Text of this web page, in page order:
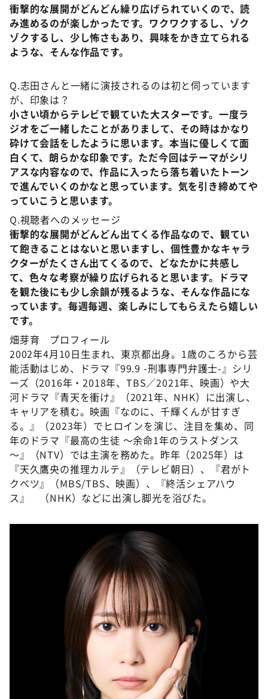
衝撃的な展開がどんどん繰り広げられていくので、読
み進めるのが楽しかったです。ワクワクするし、ゾク
ゾクするし、少し怖さもあり、興味をかき立てられる
ような、そんな作品です。
Q.志田さんと一緒に演技されるのは初と伺っています
が、印象は？
小さい頃からテレビで観ていた大スターです。一度ラ
ジオをご一緒したことがありまして、その時はかなり
砕けて会話をしたように思います。本当に優しくて面
白くて、朗らかな印象です。ただ今回はテーマがシリ
アスな内容なので、作品に入ったら落ち着いたトーン
で進んでいくのかなと思っています。気を引き締めてや
っていこうと思います。
Q.視聴者へのメッセージ
衝撃的な展開がどんどん出てくる作品なので、観てい
て飽きることはないと思いますし、個性豊かなキャラ
クターがたくさん出てくるので、どなたかに共感し
て、色々な考察が繰り広げられると思います。ドラマ
を観た後にも少し余韻が残るような、そんな作品にな
っています。毎週毎週、楽しみにしてもらえたら嬉しい
です。
畑芽育 プロフィール
2002年4月10日生まれ、東京都出身。1歳のころから芸
能活動はじめ、ドラマ『99.9 -刑事専門弁護士-』シリ
ーズ（2016年・2018年、TBS／2021年、映画）や大
河ドラマ『青天を衝け』（2021年、NHK）に出演し、
キャリアを積む。映画『なのに、千輝くんが甘すぎ
る。』（2023年）でヒロインを演じ、注目を集め、同
年のドラマ『最高の生徒 ～余命1年のラストダンス
～』（NTV）では主演を務めた。昨年（2025年）は
『天久鷹央の推理カルテ』（テレビ朝日）、『君がト
クベツ』（MBS/TBS、映画）、『終活シェアハウ
ス』 （NHK）などに出演し脚光を浴びた。